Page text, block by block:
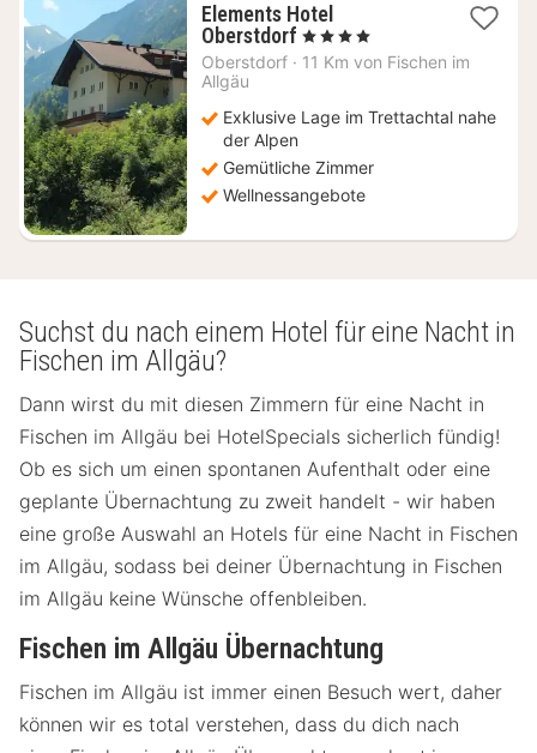
Elements Hotel
Oberstdorf 1
Nacht
€
, 4 Sterne
Oberstdorf · 11 Km von Fischen im
Allgäu
Exklusive Lage im Trettachtal nahe
der Alpen
Gemütliche Zimmer
Wellnessangebote
Suchst du nach einem Hotel für eine Nacht in
Fischen im Allgäu?
Dann wirst du mit diesen Zimmern für eine Nacht in
Fischen im Allgäu bei HotelSpecials sicherlich fündig!
Ob es sich um einen spontanen Aufenthalt oder eine
geplante Übernachtung zu zweit handelt - wir haben
eine große Auswahl an Hotels für eine Nacht in Fischen
im Allgäu, sodass bei deiner Übernachtung in Fischen
im Allgäu keine Wünsche offenbleiben.
Fischen im Allgäu Übernachtung
Fischen im Allgäu ist immer einen Besuch wert, daher
können wir es total verstehen, dass du dich nach